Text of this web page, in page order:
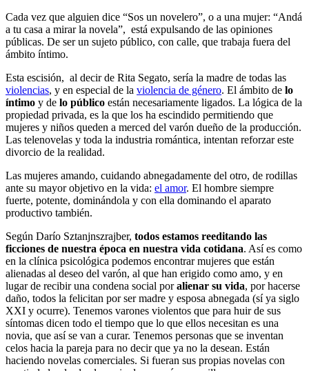
Cada vez que alguien dice “Sos un novelero”, o a una mujer: “Andá
a tu casa a mirar la novela”, está expulsando de las opiniones
públicas. De ser un sujeto público, con calle, que trabaja fuera del
ámbito íntimo.
Esta escisión, al decir de Rita Segato, sería la madre de todas las
violencias, y en especial de la violencia de género. El ámbito de lo
íntimo y de lo público están necesariamente ligados. La lógica de la
propiedad privada, es la que los ha escindido permitiendo que
mujeres y niños queden a merced del varón dueño de la producción.
Las telenovelas y toda la industria romántica, intentan reforzar este
divorcio de la realidad.
Las mujeres amando, cuidando abnegadamente del otro, de rodillas
ante su mayor objetivo en la vida: el amor. El hombre siempre
fuerte, potente, dominándola y con ella dominando el aparato
productivo también.
Según Darío Sztanjnszrajber, todos estamos reeditando las
ficciones de nuestra época en nuestra vida cotidana. Así es como
en la clínica psicológica podemos encontrar mujeres que están
alienadas al deseo del varón, al que han erigido como amo, y en
lugar de recibir una condena social poralienar su vida, por hacerse
daño, todos la felicitan por ser madre y esposa abnegada (sí ya siglo
XXI y ocurre). Tenemos varones violentos que para huir de sus
síntomas dicen todo el tiempo que lo que ellos necesitan es una
novia, que así se van a curar. Tenemos personas que se inventan
celos hacia la pareja para no decir que ya no la desean. Están
haciendo novelas comerciales. Si fueran sus propias novelas con